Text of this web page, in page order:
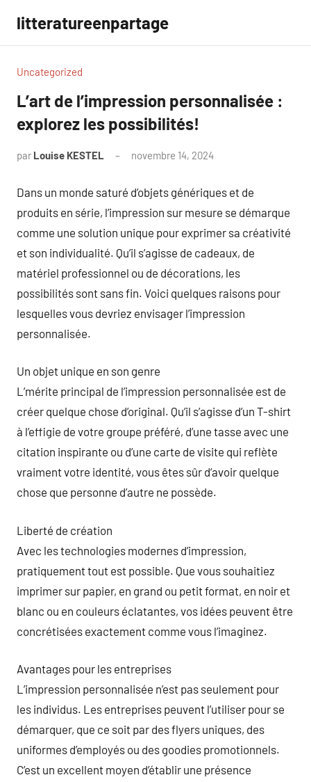
contenu
litteratureenpartage
Uncategorized
L’art de l’impression personnalisée :
explorez les possibilités!
par Louise KESTEL novembre 14, 2024
Dans un monde saturé d’objets génériques et de
produits en série, l’impression sur mesure se démarque
comme une solution unique pour exprimer sa créativité
et son individualité. Qu’il s’agisse de cadeaux, de
matériel professionnel ou de décorations, les
possibilités sont sans fin. Voici quelques raisons pour
lesquelles vous devriez envisager l’impression
personnalisée.
Un objet unique en son genre
L’mérite principal de l’impression personnalisée est de
créer quelque chose d’original. Qu’il s’agisse d’un T-shirt
à l’effigie de votre groupe préféré, d’une tasse avec une
citation inspirante ou d’une carte de visite qui reflète
vraiment votre identité, vous êtes sûr d’avoir quelque
chose que personne d’autre ne possède.
Liberté de création
Avec les technologies modernes d’impression,
pratiquement tout est possible. Que vous souhaitiez
imprimer sur papier, en grand ou petit format, en noir et
blanc ou en couleurs éclatantes, vos idées peuvent être
concrétisées exactement comme vous l’imaginez.
Avantages pour les entreprises
L’impression personnalisée n’est pas seulement pour
les individus. Les entreprises peuvent l’utiliser pour se
démarquer, que ce soit par des flyers uniques, des
uniformes d’employés ou des goodies promotionnels.
C’est un excellent moyen d’établir une présence